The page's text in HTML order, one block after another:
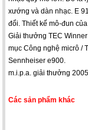
xướng và dàn nhạc. E
đổi. Thiết kế mô-đun
Giải thưởng TEC
mục Công nghệ micrô /
Sennheiser e900.
m.i.p.a. giải thưởng
Các sản phẩm khác